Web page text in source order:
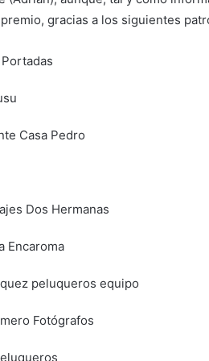
gracias a los siguientes
Casa Pedro
Dos Hermanas
Encaroma
peluqueros equipo
Fotógrafos